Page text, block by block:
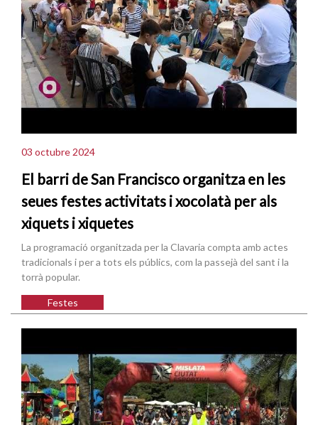
03 octubre 2024
El barri de San Francisco organitza en les
seues festes activitats i xocolatà per als
xiquets i xiquetes
La programació organitzada per la Clavaria compta amb actes
tradicionals i per a tots els públics, com la passejà del sant i la
torrà popular.
Festes